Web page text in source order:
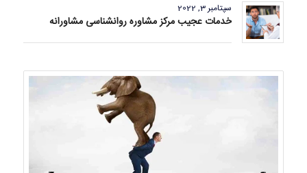
سپتامبر 3, 2022
خدمات عجیب مرکز مشاوره روانشناسی مشاورانه